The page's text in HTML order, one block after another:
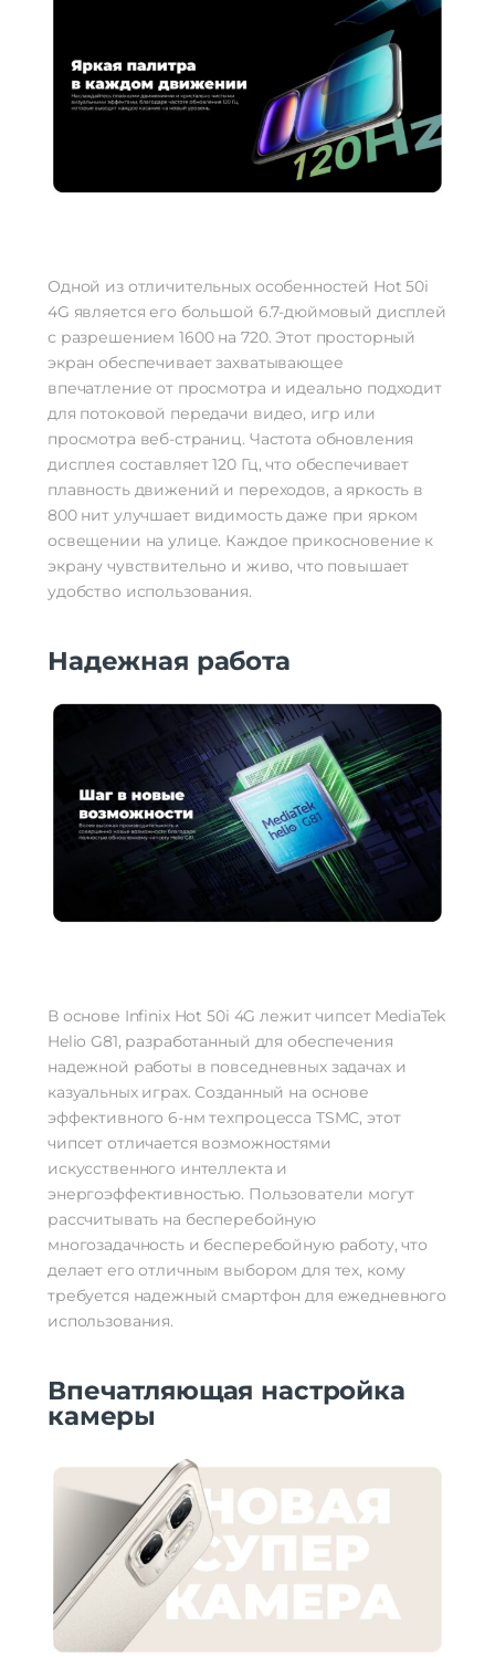
Одной из отличительных особенностей Hot 50i
4G является его большой 6.7-дюймовый дисплей
с разрешением 1600 на 720. Этот просторный
экран обеспечивает захватывающее
впечатление от просмотра и идеально подходит
для потоковой передачи видео, игр или
просмотра веб-страниц. Частота обновления
дисплея составляет 120 Гц, что обеспечивает
плавность движений и переходов, а яркость в
800 нит улучшает видимость даже при ярком
освещении на улице. Каждое прикосновение к
экрану чувствительно и живо, что повышает
удобство использования.
Надежная работа
В основе Infinix Hot 50i 4G лежит чипсет MediaTek
Helio G81, разработанный для обеспечения
надежной работы в повседневных задачах и
казуальных играх. Созданный на основе
эффективного 6-нм техпроцесса TSMC, этот
чипсет отличается возможностями
искусственного интеллекта и
энергоэффективностью. Пользователи могут
рассчитывать на бесперебойную
многозадачность и бесперебойную работу, что
делает его отличным выбором для тех, кому
требуется надежный смартфон для ежедневного
использования.
Впечатляющая настройка
камеры